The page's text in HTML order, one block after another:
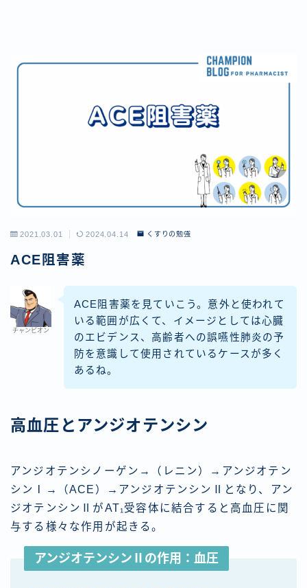
2021.03.01 2024.04.14 くすりの勉強
ACE阻害薬
チャンピオン
ACE阻害薬を見ていこう。意外と使われて
いる範囲が広くて、イメージとしては心臓
のエビデンス、高齢者への誤嚥性肺炎の予
防を意識して使用されているケースが多く
あるね。
高血圧とアンジオテンシン
アンジオテンシノーゲン→（レニン）→アンジオテン
シンⅠ→（ACE）→アンジオテンシンⅡとなり、アン
ジオテンシンⅡがAT₁受容体に結合すると高血圧に関
与する様々な作用が起きる。
アンジオテンシンⅡの作用：血圧